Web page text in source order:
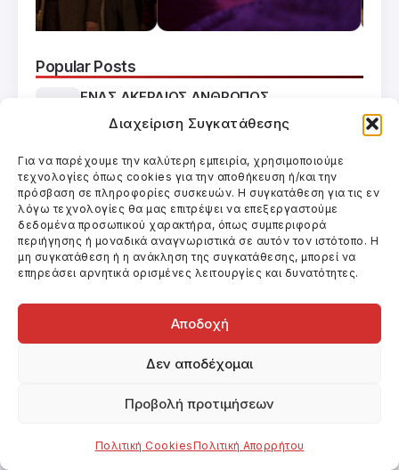
Διαχείριση Συγκατάθεσης
Για να παρέχουμε την καλύτερη εμπειρία, χρησιμοποιούμε
τεχνολογίες όπως cookies για την αποθήκευση ή/και την
πρόσβαση σε πληροφορίες συσκευών. Η συγκατάθεση για τις εν
λόγω τεχνολογίες θα μας επιτρέψει να επεξεργαστούμε
δεδομένα προσωπικού χαρακτήρα, όπως συμπεριφορά
περιήγησης ή μοναδικά αναγνωριστικά σε αυτόν τον ιστότοπο. Η
μη συγκατάθεση ή η ανάκληση της συγκατάθεσης, μπορεί να
επηρεάσει αρνητικά ορισμένες λειτουργίες και δυνατότητες.
Αποδοχή
Δεν αποδέχομαι
Προβολή προτιμήσεων
Πολιτική CookiesΠολιτική Απορρήτου
Popular Posts
ΕΝΑΣ ΑΚΕΡΑΙΟΣ ΑΝΘΡΩΠΟΣ
Κινηματογράφος
FLASHBACK
Κινηματογράφος
SOTOS, ΖΩΓΡΑΦΟΣ… ΑΕΙΠΡΑΓΜΩΝ
Κινηματογράφος
Ο ΜΠΑΜΠΑΣ Ο ΠΟΛΕΜΟΣ
Θέατρο
Κινηματογράφος